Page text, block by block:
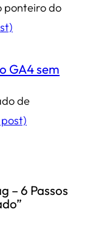
ponteiro do
GA4 sem
de
– 6 Passos